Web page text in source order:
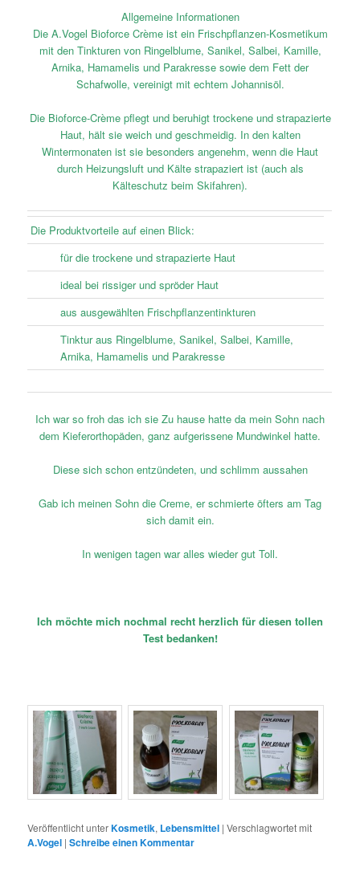
Allgemeine Informationen
Die A.Vogel Bioforce Crème ist ein Frischpflanzen-Kosmetikum
mit den Tinkturen von Ringelblume, Sanikel, Salbei, Kamille,
Arnika, Hamamelis und Parakresse sowie dem Fett der
Schafwolle, vereinigt mit echtem Johannisöl.
Die Bioforce-Crème pflegt und beruhigt trockene und strapazierte
Haut, hält sie weich und geschmeidig. In den kalten
Wintermonaten ist sie besonders angenehm, wenn die Haut
durch Heizungsluft und Kälte strapaziert ist (auch als
Kälteschutz beim Skifahren).
Die Produktvorteile auf einen Blick:
für die trockene und strapazierte Haut
ideal bei rissiger und spröder Haut
aus ausgewählten Frischpflanzentinkturen
Tinktur aus Ringelblume, Sanikel, Salbei, Kamille,
Arnika, Hamamelis und Parakresse
Ich war so froh das ich sie Zu hause hatte da mein Sohn nach
dem Kieferorthopäden, ganz aufgerissene Mundwinkel hatte.
Diese sich schon entzündeten, und schlimm aussahen
Gab ich meinen Sohn die Creme, er schmierte öfters am Tag
sich damit ein.
In wenigen tagen war alles wieder gut Toll.
Ich möchte mich nochmal recht herzlich für diesen tollen
Test bedanken!
Veröffentlicht unterKosmetik, Lebensmittel |Verschlagwortet mit
A.Vogel |Schreibe einen Kommentar